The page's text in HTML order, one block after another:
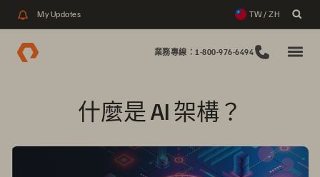
My Updates TW / ZH
業務專線：1-800-976-6494
什麼是 AI 架構？